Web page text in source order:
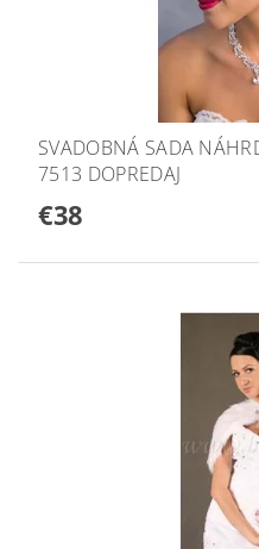
SVADOBNÁ SADA
7513 DOPREDAJ
€38